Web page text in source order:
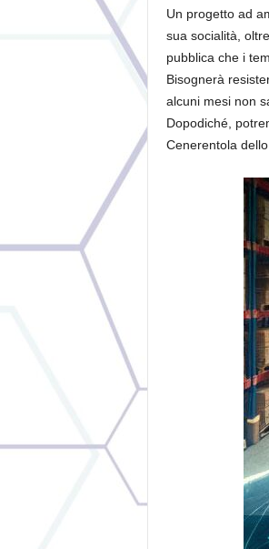
Un progetto ad
sua socialità,
pubblica che i
Bisognerà
alcuni mesi non
Dopodiché,
Cenerentola